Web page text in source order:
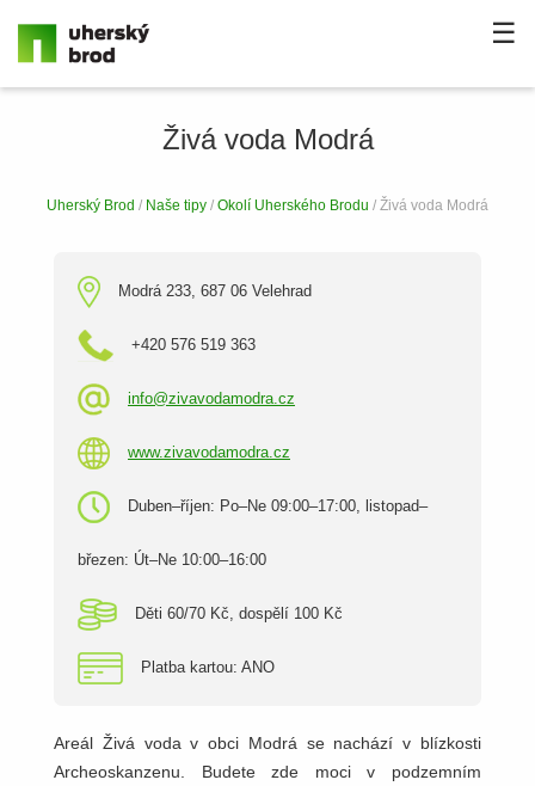
☰
Živá voda Modrá
Uherský Brod / Naše tipy / Okolí Uherského Brodu / Živá voda Modrá
Modrá 233, 687 06 Velehrad
+420 576 519 363
info@zivavodamodra.cz
www.zivavodamodra.cz
Duben–říjen: Po–Ne 09:00–17:00, listopad–
březen: Út–Ne 10:00–16:00
Děti 60/70 Kč, dospělí 100 Kč
Platba kartou: ANO
Areál Živá voda v obci Modrá se nachází v blízkosti
Archeoskanzenu. Budete zde moci v podzemním